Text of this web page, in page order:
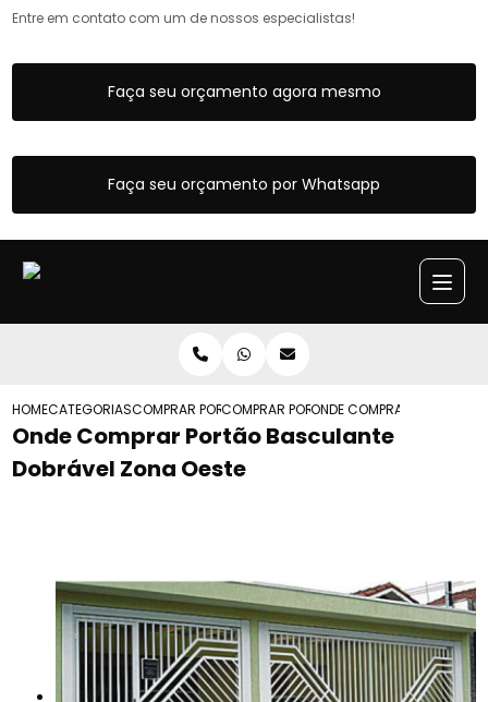
Entre em contato com um de nossos especialistas!
Faça seu orçamento agora mesmo
Faça seu orçamento por Whatsapp
HOMECATEGORIASCOMPRAR PORTAO BASCULANTE
COMPRAR PORTAO BASCULANTE PORTA
ONDE COMPRAR PORTAO
Onde Comprar Portão Basculante
Dobrável Zona Oeste